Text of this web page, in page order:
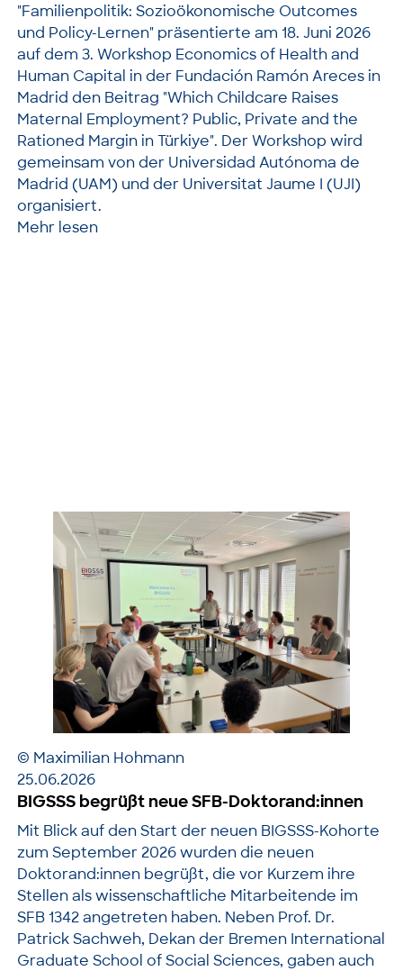
"Familienpolitik: Sozioökonomische Outcomes
und Policy-Lernen" präsentierte am 18. Juni 2026
auf dem 3. Workshop Economics of Health and
Human Capital in der Fundación Ramón Areces in
Madrid den Beitrag "Which Childcare Raises
Maternal Employment? Public, Private and the
Rationed Margin in Türkiye". Der Workshop wird
gemeinsam von der Universidad Autónoma de
Madrid (UAM) und der Universitat Jaume I (UJI)
organisiert.
Mehr lesen
© Maximilian Hohmann
25.06.2026
BIGSSS begrüßt neue SFB-Doktorand:innen
Mit Blick auf den Start der neuen BIGSSS-Kohorte
zum September 2026 wurden die neuen
Doktorand:innen begrüßt, die vor Kurzem ihre
Stellen als wissenschaftliche Mitarbeitende im
SFB 1342 angetreten haben. Neben Prof. Dr.
Patrick Sachweh, Dekan der Bremen International
Graduate School of Social Sciences, gaben auch